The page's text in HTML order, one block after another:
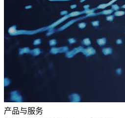
产品与服务